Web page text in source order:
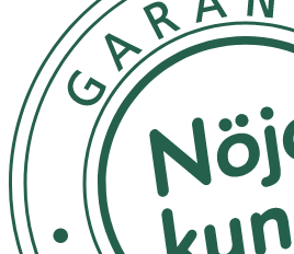
Ingredienser:
Aqua, Sodium Laureth Sulfate,
Sodium Chloride, Parfum,
Benzyl Alcohol, Ci 19140